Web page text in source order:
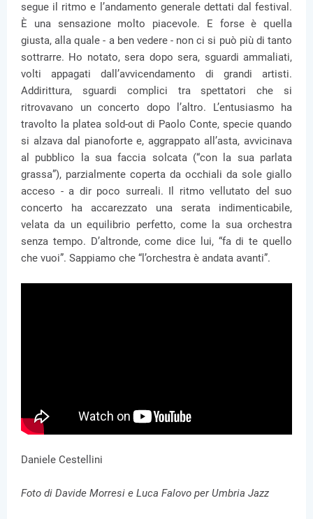
segue il ritmo e l’andamento generale dettati dal festival.
È una sensazione molto piacevole. E forse è quella
giusta, alla quale - a ben vedere - non ci si può più di tanto
sottrarre. Ho notato, sera dopo sera, sguardi ammaliati,
volti appagati dall’avvicendamento di grandi artisti.
Addirittura, sguardi complici tra spettatori che si
ritrovavano un concerto dopo l’altro. L’entusiasmo ha
travolto la platea sold-out di Paolo Conte, specie quando
si alzava dal pianoforte e, aggrappato all’asta, avvicinava
al pubblico la sua faccia solcata (“con la sua parlata
grassa”), parzialmente coperta da occhiali da sole giallo
acceso - a dir poco surreali. Il ritmo vellutato del suo
concerto ha accarezzato una serata indimenticabile,
velata da un equilibrio perfetto, come la sua orchestra
senza tempo. D’altronde, come dice lui, “fa di te quello
che vuoi”. Sappiamo che “l’orchestra è andata avanti”.
Daniele Cestellini
Foto di Davide Morresi e Luca Falovo per Umbria Jazz